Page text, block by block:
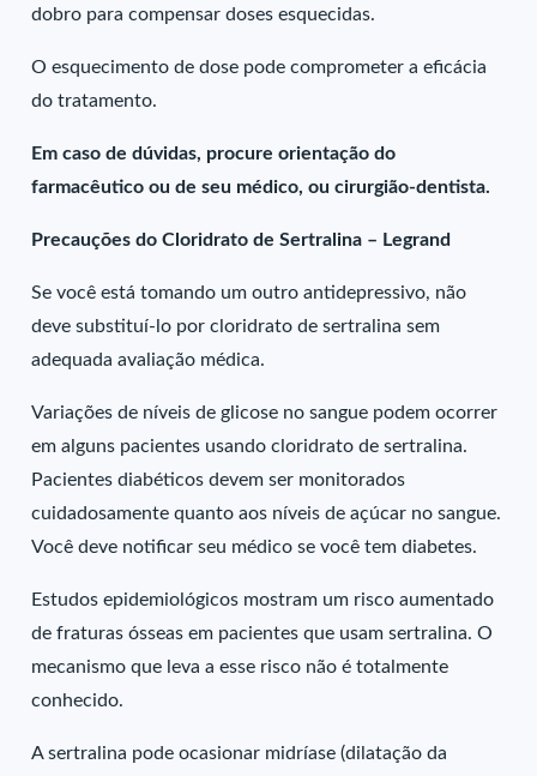
dobro para compensar doses esquecidas.
O esquecimento de dose pode comprometer a eficácia
do tratamento.
Em caso de dúvidas, procure orientação do
farmacêutico ou de seu médico, ou cirurgião-dentista.
Precauções do Cloridrato de Sertralina – Legrand
Se você está tomando um outro antidepressivo, não
deve substituí-lo por cloridrato de sertralina sem
adequada avaliação médica.
Variações de níveis de glicose no sangue podem ocorrer
em alguns pacientes usando cloridrato de sertralina.
Pacientes diabéticos devem ser monitorados
cuidadosamente quanto aos níveis de açúcar no sangue.
Você deve notificar seu médico se você tem diabetes.
Estudos epidemiológicos mostram um risco aumentado
de fraturas ósseas em pacientes que usam sertralina. O
mecanismo que leva a esse risco não é totalmente
conhecido.
A sertralina pode ocasionar midríase (dilatação da